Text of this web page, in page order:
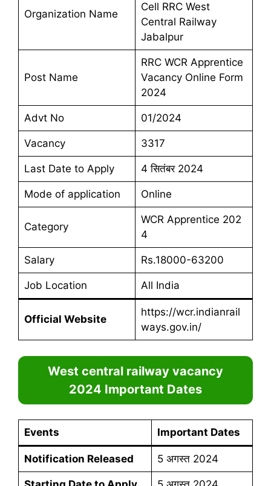
Organization Name
Cell RRC West
Central Railway
Jabalpur
Post Name
RRC WCR Apprentice
Vacancy Online Form
2024
Advt No 01/2024
Vacancy 3317
Last Date to Apply 4 सितंबर 2024
Mode of application Online
Category
WCR Apprentice 202
4
Salary Rs.18000-63200
Job Location All India
Official Website
https://wcr.indianrail
ways.gov.in/
West central railway vacancy
2024 Important Dates
Events Important Dates
Notification Released 5 अगस्त 2024